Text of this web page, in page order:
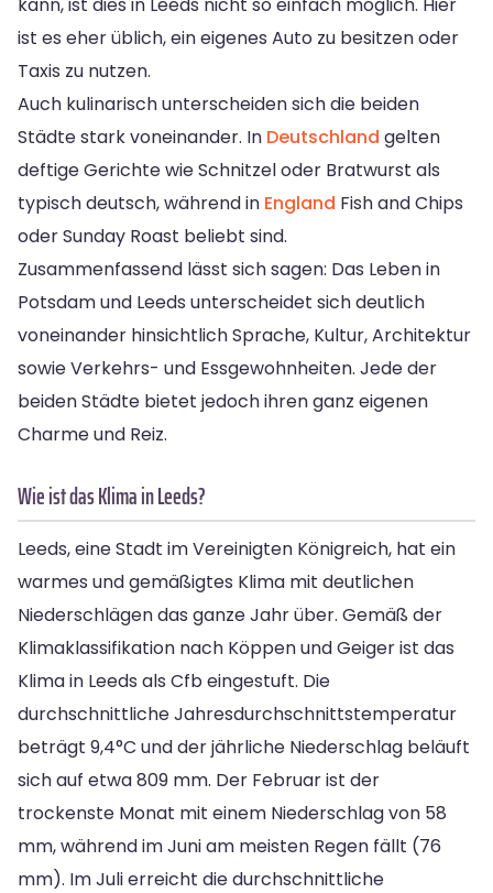
ist es eher üblich, ein eigenes Auto zu besitzen oder
Taxis zu nutzen.
Auch kulinarisch unterscheiden sich die beiden
Städte stark voneinander. In Deutschland gelten
deftige Gerichte wie Schnitzel oder Bratwurst als
typisch deutsch, während in England Fish and Chips
oder Sunday Roast beliebt sind.
Zusammenfassend lässt sich sagen: Das Leben in
Potsdam und Leeds unterscheidet sich deutlich
voneinander hinsichtlich Sprache, Kultur, Architektur
sowie Verkehrs- und Essgewohnheiten. Jede der
beiden Städte bietet jedoch ihren ganz eigenen
Charme und Reiz.
Wie ist das Klima in Leeds?
Leeds, eine Stadt im Vereinigten Königreich, hat ein
warmes und gemäßigtes Klima mit deutlichen
Niederschlägen das ganze Jahr über. Gemäß der
Klimaklassifikation nach Köppen und Geiger ist das
Klima in Leeds als Cfb eingestuft. Die
durchschnittliche Jahresdurchschnittstemperatur
beträgt 9,4°C und der jährliche Niederschlag beläuft
sich auf etwa 809 mm. Der Februar ist der
trockenste Monat mit einem Niederschlag von 58
mm, während im Juni am meisten Regen fällt (76
mm). Im Juli erreicht die durchschnittliche